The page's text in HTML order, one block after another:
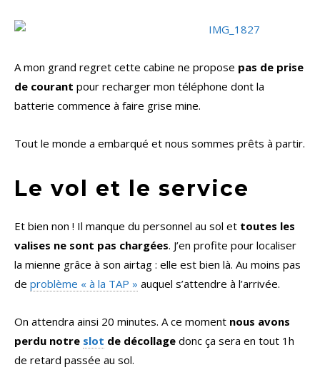
A mon grand regret cette cabine ne propose pas de prise
de courant pour recharger mon téléphone dont la
batterie commence à faire grise mine.
Tout le monde a embarqué et nous sommes prêts à partir.
Le vol et le service
Et bien non ! Il manque du personnel au sol et toutes les
valises ne sont pas chargées. J’en profite pour localiser
la mienne grâce à son airtag : elle est bien là. Au moins pas
de problème « à la TAP » auquel s’attendre à l’arrivée.
On attendra ainsi 20 minutes. A ce moment nous avons
perdu notre slot de décollage donc ça sera en tout 1h
de retard passée au sol.